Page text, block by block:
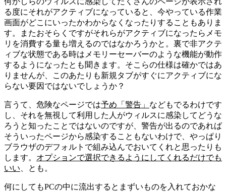
る度にそれがアクティブになっていると、今やっている作業
画面がどこにいったかわからなくなったりすることもありま
す。またおそらくですがそれらがアクティブになったらメモ
リを消費する量も増えるのではなかろうかと。 裏で非アクテ
ィブな状態である時はメモリーセーバーのような機能が動作
するようになったとも聞きます。そこらの仕様は確かではあ
りませんが、このあたりも新規タブがすぐにアクティブにな
らない要因ではないでしょうか？
言うて、危険なページでは予め「警告」 などもでるわけです
し、それを無視して利用した人がウィルスに感染してどうな
ろうと知ったことではないのですが、警告が出るのであれば
そういったページから感染することもないわけで、やっぱり
ブラウザのデフォルトで組み込んでおいてくれと思ったりも
します。 オプションで選択できるようにしてくれるだけでも
いい 、とも。
何にしてもPCの中に流出するとまずいものを入れておかな